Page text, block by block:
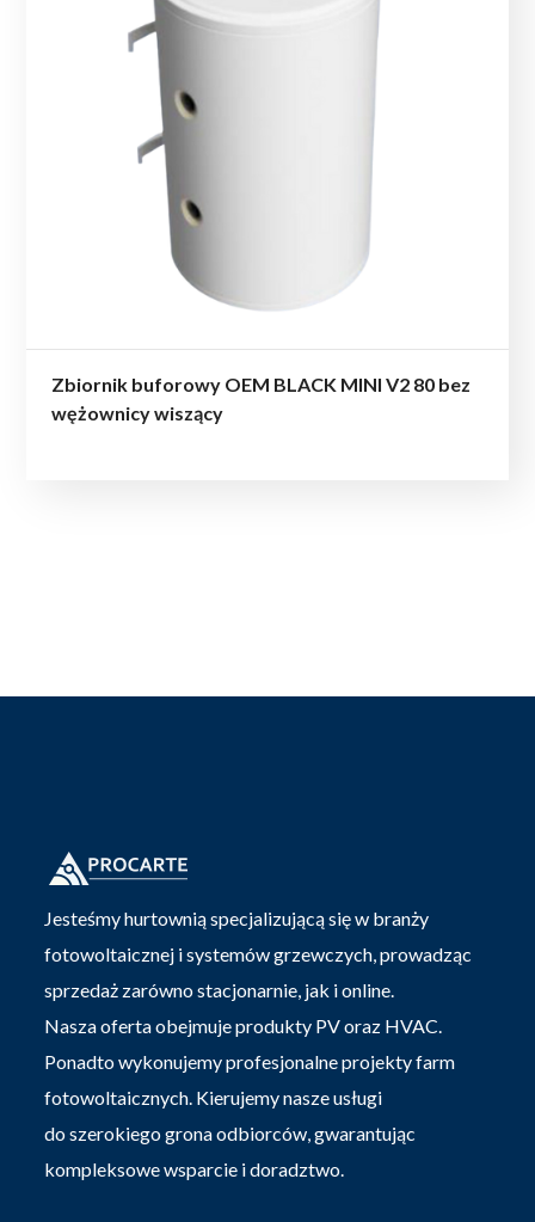
Zbiornik buforowy OEM BLACK MINI V2 80 bez
wężownicy wiszący
Jesteśmy hurtownią specjalizującą się w branży
fotowoltaicznej i systemów grzewczych, prowadząc
sprzedaż zarówno stacjonarnie, jak i online.
Nasza oferta obejmuje produkty PV oraz HVAC.
Ponadto wykonujemy profesjonalne projekty farm
fotowoltaicznych. Kierujemy nasze usługi
do szerokiego grona odbiorców, gwarantując
kompleksowe wsparcie i doradztwo.